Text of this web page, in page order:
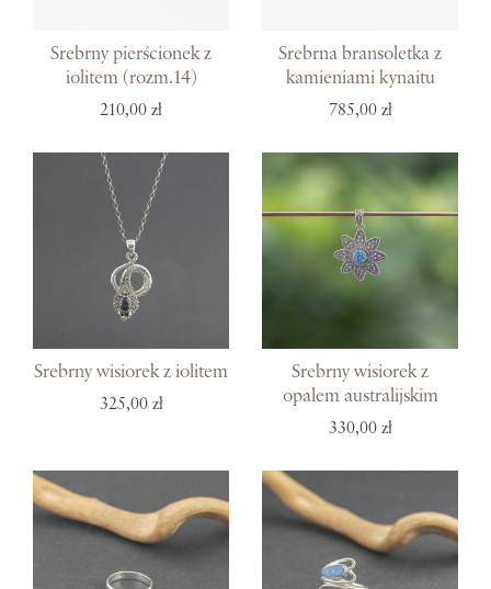
Srebrny pierścionek z
iolitem (rozm.14)
210,00 zł
Srebrna bransoletka z
kamieniami kynaitu
785,00 zł
Srebrny wisiorek z iolitem
325,00 zł
Srebrny wisiorek z
opalem australijskim
330,00 zł